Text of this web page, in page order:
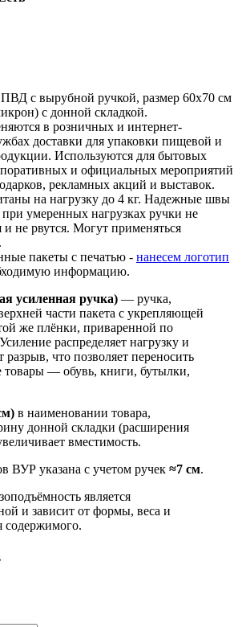
с вырубной ручкой, размер 60x70 см
с донной складкой.
в розничных и интернет-
доставки для упаковки пищевой и
Используются для бытовых
и официальных мероприятий
рекламных акций и выставок.
на нагрузку до 4 кг. Надежные швы
при умеренных нагрузках ручки не
и не рвутся. Могут применяться
пакеты с печатью - нанесем логотип
информацию.
усиленная ручка) — ручка,
части пакета с укрепляющей
же плёнки, приваренной по
распределяет нагрузку и
разрыв, что позволяет переносить
товары — обувь, книги, бутылки,
в наименовании товара,
донной складки (расширения
вместимость.
ВУР указана с учетом ручек ≈7 см.
является
и зависит от формы, веса и
содержимого.